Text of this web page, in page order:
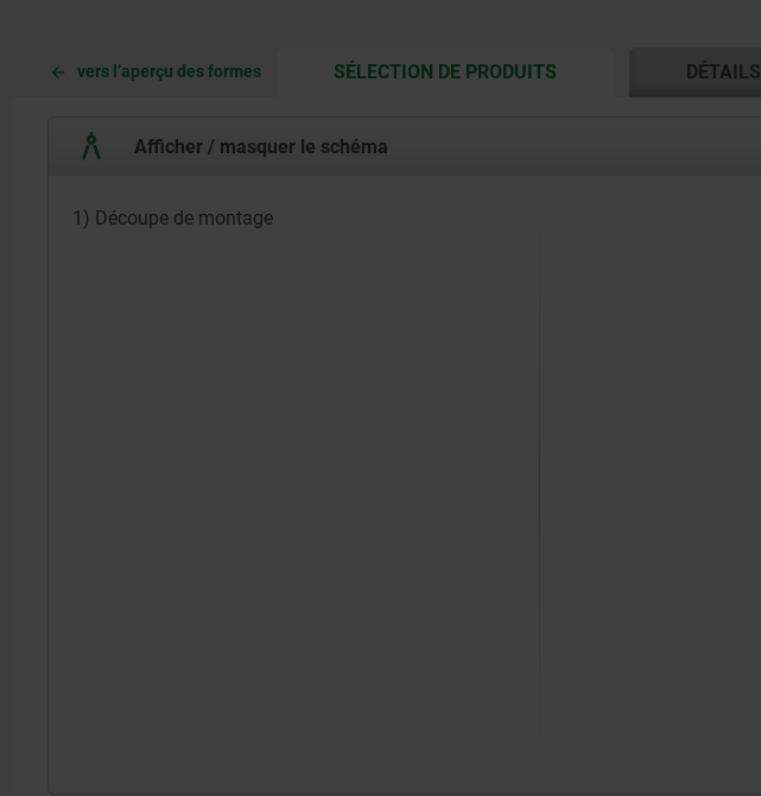
vers l’aperçu des formes SÉLECTION DE PRODUITSCURRENT
CURRENT
DÉTAILS
Afficher / masquer le schéma
1) Découpe de montage